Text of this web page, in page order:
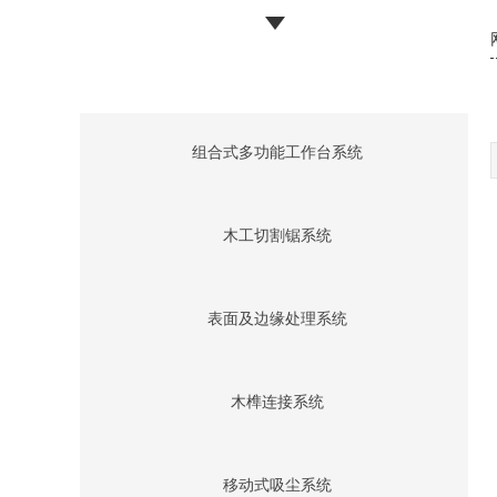
组合式多功能工作台系统
木工切割锯系统
表面及边缘处理系统
木榫连接系统
移动式吸尘系统